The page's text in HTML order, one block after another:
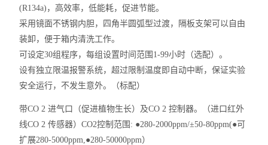
(R134a)，高效率，低能耗，促进节能。
采用镜面不锈钢内胆，四角半圆弧型过渡，隔板支架可以自由
装卸，便于箱内清洗工作。
可设定30组程序，每组设置时间范围1-99小时（选配）。
设有独立限温报警系统，超过限制温度即自动中断，保证实验
安全运行，不发生意外。（标配）
带CO 2 进气口（促进植物生长）及CO 2 控制器。（进口红外
线CO 2 传感器）CO2控制范围: ●280-2000ppm/±50-80ppm(●可
扩展280-5000ppm,●280-50000ppm）